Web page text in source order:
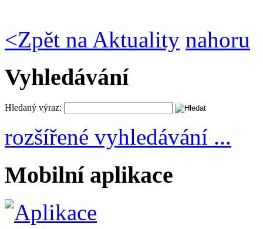
<Zpět na Aktuality nahoru
Vyhledávání
Hledaný výraz:
rozšířené vyhledávání ...
Mobilní aplikace